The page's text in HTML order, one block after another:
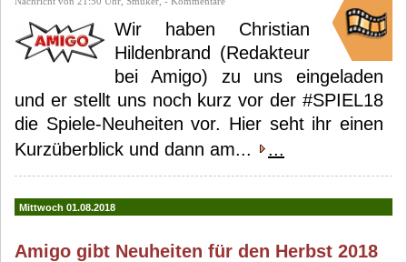
Wir haben Christian
Hildenbrand (Redakteur
bei Amigo) zu uns eingeladen
und er stellt uns noch kurz vor der #SPIEL18
die Spiele-Neuheiten vor. Hier seht ihr einen
Kurzüberblick und dann am...
...
Mittwoch 01.08.2018
Amigo gibt Neuheiten für den Herbst 2018